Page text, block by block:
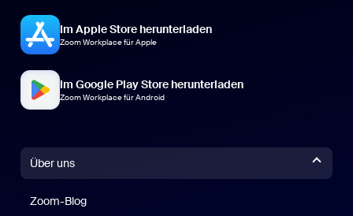
Im Apple Store herunterladen
Zoom Workplace für Apple
Im Google Play Store herunterladen
Zoom Workplace für Android
Über uns
Zoom-Blog